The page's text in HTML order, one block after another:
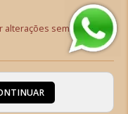
alterações sem aviso